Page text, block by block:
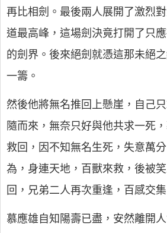
再比相劍。最後兩人展開了激烈
道最高峰，這場劍決竟打開了只
的劍界。後來絕劍就憑這那未絕
一籌。
然後他將無名推回上懸崖，自己
隨而來，無奈只好與他共求一死
救回，因不知無名生死，失意萬
為，身連天地，百獸來救，後被
回，兄弟二人再次重逢，百感交集
慕應雄自知陽壽已盡，安然離開